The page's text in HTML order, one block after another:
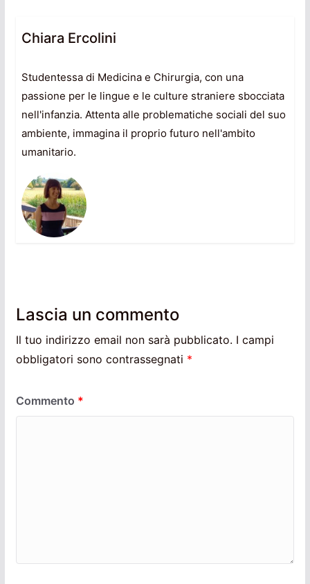
Chiara Ercolini
Studentessa di Medicina e Chirurgia, con una
passione per le lingue e le culture straniere sbocciata
nell'infanzia. Attenta alle problematiche sociali del suo
ambiente, immagina il proprio futuro nell'ambito
umanitario.
Lascia un commento
Il tuo indirizzo email non sarà pubblicato. I campi
obbligatori sono contrassegnati *
Commento *